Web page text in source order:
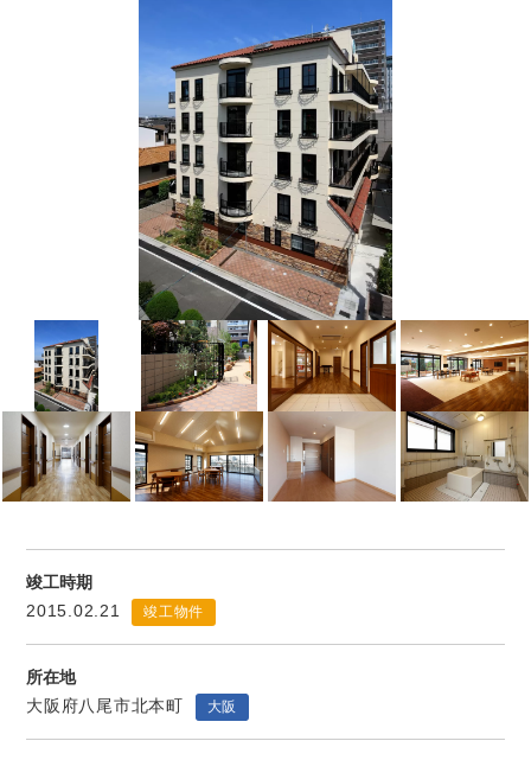
竣工時期
2015.02.21
竣工物件
所在地
大阪府八尾市北本町
大阪